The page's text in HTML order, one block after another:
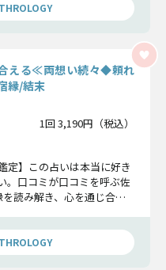
える≪両想い続々◆頼れ
縁/結末
1回 3,190円（税込）
定】この占いは本当に好き
。口コミが口コミを呼ぶ佐
読み解き、心を通じ合わ